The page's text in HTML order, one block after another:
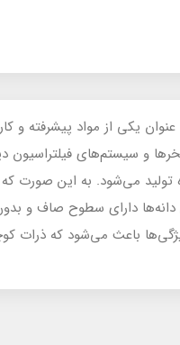
یکی از مواد پیشرفته و
و سیستم‌های
می‌شود. به این صورت
دانه‌ها دارای سطوح صاف و
باعث می‌شود که ذرات